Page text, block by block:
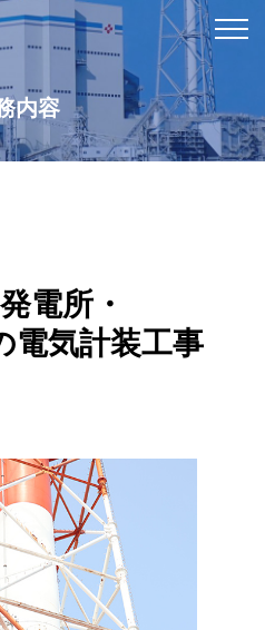
内容
電所・
電気計装工事